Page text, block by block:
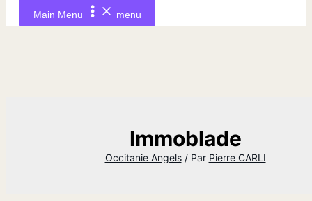
Main Menu menu
Immoblade
Occitanie Angels/ Par Pierre CARLI